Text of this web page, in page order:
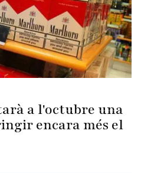
a l'octubre una
encara més el